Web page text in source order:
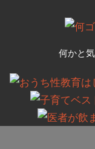
ツ
何かと